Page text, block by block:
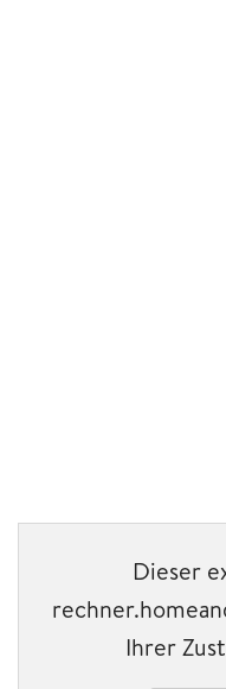
Dieser
Ihrer